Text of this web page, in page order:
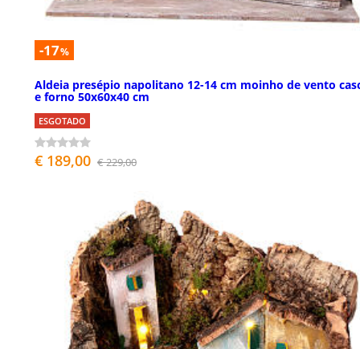
-17%
Aldeia presépio napolitano 12-14 cm moinho de vento
e forno 50x60x40 cm
ESGOTADO
€ 189,00 € 229,00